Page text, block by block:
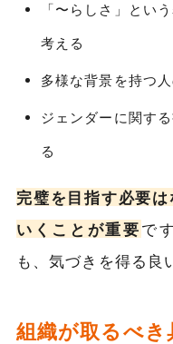
「〜らしさ」とい
考える
多様な背景を持つ
ジェンダーに関す
る
完璧を目指す必要
いくことが重要 で
も、気づきを得る良
組織が取るべき